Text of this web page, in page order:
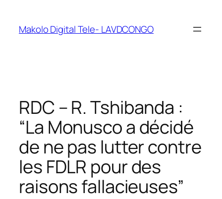
Makolo Digital Tele- LAVDCONGO
RDC – R. Tshibanda :
“La Monusco a décidé
de ne pas lutter contre
les FDLR pour des
raisons fallacieuses”